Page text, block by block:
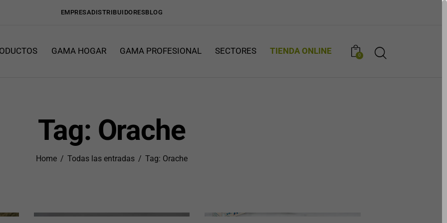
EMPRESADISTRIBUIDORESBLOG
GAMA HOGAR GAMA PROFESIONAL SECTORES TIENDA ONLINE 0
Tag: Orache
Home Todas las entradas Tag: Orache